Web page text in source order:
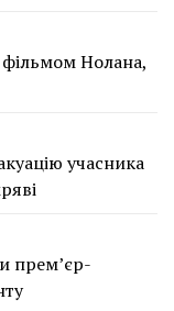
фільмом Нолана,
учасника
прем’єр-